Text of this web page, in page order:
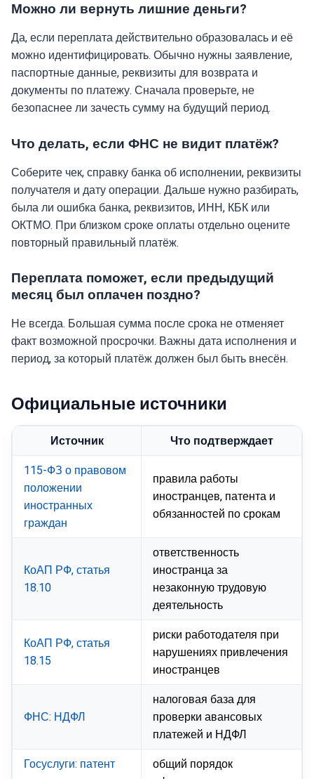
Можно ли вернуть лишние деньги?
Да, если переплата действительно образовалась и её
можно идентифицировать. Обычно нужны заявление,
паспортные данные, реквизиты для возврата и
документы по платежу. Сначала проверьте, не
безопаснее ли зачесть сумму на будущий период.
Что делать, если ФНС не видит платёж?
Соберите чек, справку банка об исполнении, реквизиты
получателя и дату операции. Дальше нужно разбирать,
была ли ошибка банка, реквизитов, ИНН, КБК или
ОКТМО. При близком сроке оплаты отдельно оцените
повторный правильный платёж.
Переплата поможет, если предыдущий
месяц был оплачен поздно?
Не всегда. Большая сумма после срока не отменяет
факт возможной просрочки. Важны дата исполнения и
период, за который платёж должен был быть внесён.
Официальные источники
Источник Что подтверждает
115-ФЗ о правовом
положении
иностранных
граждан
правила работы
иностранцев, патента и
обязанностей по срокам
КоАП РФ, статья
18.10
ответственность
иностранца за
незаконную трудовую
деятельность
КоАП РФ, статья
18.15
риски работодателя при
нарушениях привлечения
иностранцев
ФНС: НДФЛ
налоговая база для
проверки авансовых
платежей и НДФЛ
Госуслуги: патент
общий порядок